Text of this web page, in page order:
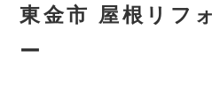
東金市 屋根リフ
ー